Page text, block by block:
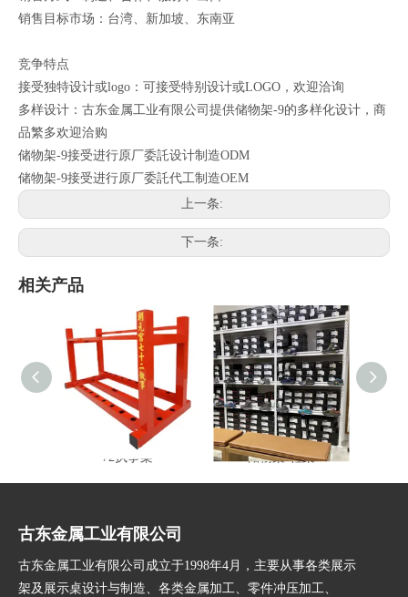
销售目标市场：台湾、新加坡、东南亚
竞争特点
接受独特设计或logo：可接受特别设计或LOGO，欢迎洽询
多样设计：古东金属工业有限公司提供储物架-9的多样化设计，商
品繁多欢迎洽购
储物架-9接受进行原厂委託设计制造ODM
储物架-9接受进行原厂委託代工制造OEM
上一条:
下一条:
相关产品
72执事架 储物架-鞋架
古东金属工业有限公司
古东金属工业有限公司成立于1998年4月，主要从事各类展示
架及展示桌设计与制造、各类金属加工、零件冲压加工、